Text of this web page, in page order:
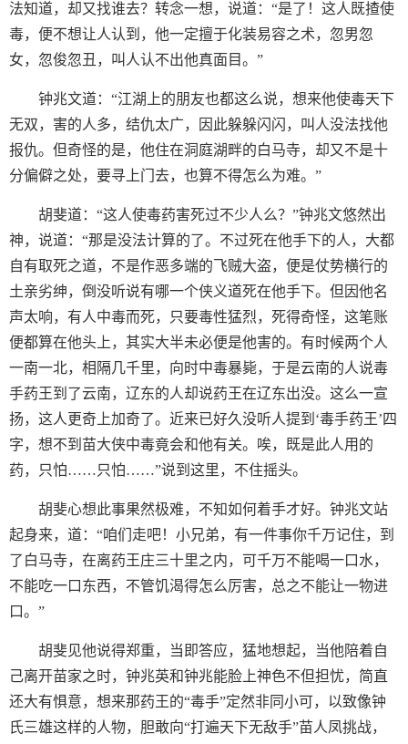
法知道，却又找谁去？转念一想，说道：“是了！这人既揸使
毒，便不想让人认到，他一定擅于化装易容之术，忽男忽
女，忽俊忽丑，叫人认不出他真面目。”
钟兆文道：“江湖上的朋友也都这么说，想来他使毒天下
无双，害的人多，结仇太广，因此躲躲闪闪，叫人没法找他
报仇。但奇怪的是，他住在洞庭湖畔的白马寺，却又不是十
分偏僻之处，要寻上门去，也算不得怎么为难。”
胡斐道：“这人使毒药害死过不少人么？”钟兆文悠然出
神，说道：“那是没法计算的了。不过死在他手下的人，大都
自有取死之道，不是作恶多端的飞贼大盗，便是仗势横行的
土亲劣绅，倒没听说有哪一个侠义道死在他手下。但因他名
声太响，有人中毒而死，只要毒性猛烈，死得奇怪，这笔账
便都算在他头上，其实大半未必便是他害的。有时候两个人
一南一北，相隔几千里，向时中毒暴毙，于是云南的人说毒
手药王到了云南，辽东的人却说药王在辽东出没。这么一宣
扬，这人更奇上加奇了。近来已好久没听人提到‘毒手药王’四
字，想不到苗大侠中毒竟会和他有关。唉，既是此人用的
药，只怕……只怕……”说到这里，不住摇头。
胡斐心想此事果然极难，不知如何着手才好。钟兆文站
起身来，道：“咱们走吧！小兄弟，有一件事你千万记住，到
了白马寺，在离药王庄三十里之内，可千万不能喝一口水，
不能吃一口东西，不管饥渴得怎么厉害，总之不能让一物进
口。”
胡斐见他说得郑重，当即答应，猛地想起，当他陪着自
己离开苗家之时，钟兆英和钟兆能脸上神色不但担忧，简直
还大有惧意，想来那药王的“毒手”定然非同小可，以致像钟
氏三雄这样的人物，胆敢向“打遍天下无敌手”苗人凤挑战，